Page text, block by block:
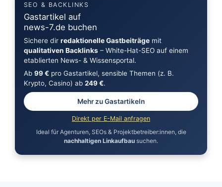
SEO & BACKLINKS
Gastartikel auf
news-7.de buchen
Sichere dir redaktionelle Gastbeiträgemit
qualitativen Backlinks– White-Hat-SEO auf einem
etablierten News- & Wissensportal.
Ab 99 €pro Gastartikel, sensible Themen (z. B.
Krypto, Casino) ab 249 €.
Mehr zu Gastartikeln
Direkt per E-Mail anfragen
Ideal für Agenturen, SEOs & Projektbetreiber:innen, die
nachhaltigen Linkaufbau suchen.